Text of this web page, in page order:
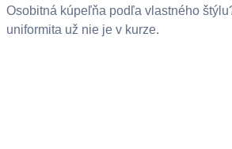
Osobitná kúpeľňa podľa vlastného
uniformita už nie je v kurze.